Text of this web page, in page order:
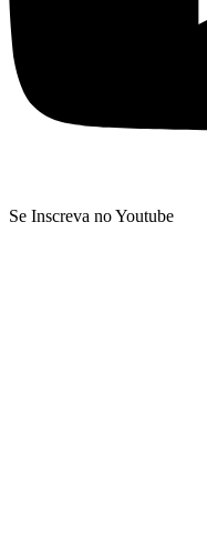
Se Inscreva no Youtube